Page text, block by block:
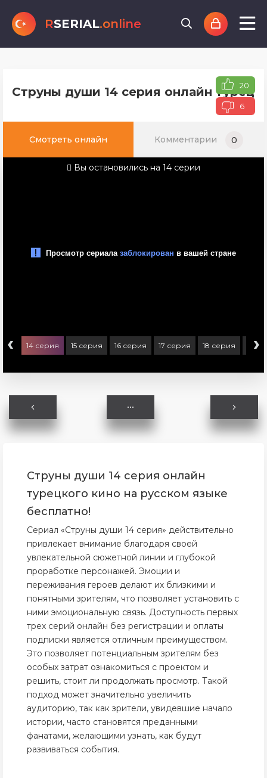
RSERIAL.online
Струны души 14 серия онлайн 20
6
Смотреть онлайн Комментарии 0
Вы остановились на 14 серии
‹ 14 серия 15 серия 16 серия 17 серия 18 серия 19
›
Струны души 14 серия онлайн
турецкого кино на русском языке
бесплатно!
Сериал «Струны души 14 серия» действительно
привлекает внимание благодаря своей
увлекательной сюжетной линии и глубокой
проработке персонажей. Эмоции и
переживания героев делают их близкими и
понятными зрителям, что позволяет установить с
ними эмоциональную связь. Доступность первых
трех серий онлайн без регистрации и оплаты
подписки является отличным преимуществом.
Это позволяет потенциальным зрителям без
особых затрат ознакомиться с проектом и
решить, стоит ли продолжать просмотр. Такой
подход может значительно увеличить
аудиторию, так как зрители, увидевшие начало
истории, часто становятся преданными
фанатами, желающими узнать, как будут
развиваться события.